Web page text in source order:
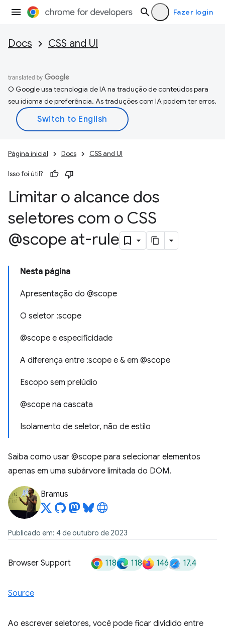
Fazer login
Docs CSS and UI
O Google usa tecnologia de IA na tradução de conteúdos para
seu idioma de preferência. As traduções com IA podem ter erros.
Página inicial Docs CSS and UI
Isso foi útil?
Limitar o alcance dos
seletores com o CSS
@scope at-rule
Nesta página
Apresentação do @scope
O seletor :scope
@scope e especificidade
A diferença entre :scope e & em @scope
Escopo sem prelúdio
@scope na cascata
Isolamento de seletor, não de estilo
Saiba como usar @scope para selecionar elementos
apenas em uma subárvore limitada do DOM.
Bramus
Publicado em: 4 de outubro de 2023
Browser Support 118 118 146 17.4
Source
Ao escrever seletores, você pode ficar dividido entre